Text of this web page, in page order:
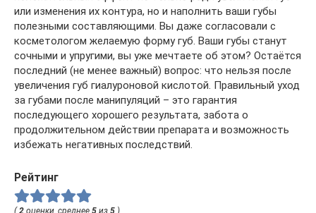
или изменения их контура, но и наполнить ваши губы
полезными составляющими. Вы даже согласовали с
косметологом желаемую форму губ. Ваши губы станут
сочными и упругими, вы уже мечтаете об этом? Остаётся
последний (не менее важный) вопрос: что нельзя после
увеличения губ гиалуроновой кислотой. Правильный уход
за губами после манипуляций – это гарантия
последующего хорошего результата, забота о
продолжительном действии препарата и возможность
избежать негативных последствий.
Рейтинг
(2 оценки, среднее 5 из 5 )